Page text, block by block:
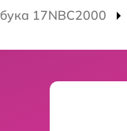
17NBC2000